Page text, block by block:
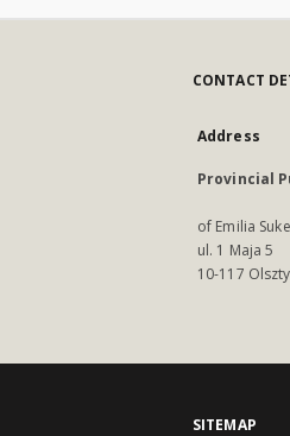
CONTACT
Address
Provincial
of Emilia
ul. 1 Maja 5
10-117
SITEMAP